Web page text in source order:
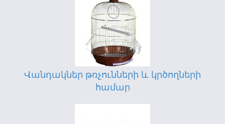
Վանդակներ թռչունների և կրծողների
համար